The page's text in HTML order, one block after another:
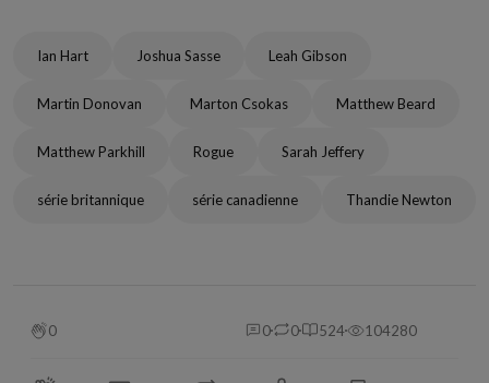
Ian Hart Joshua Sasse Leah Gibson
Martin Donovan Marton Csokas Matthew Beard
Matthew Parkhill Rogue Sarah Jeffery
série britannique série canadienne Thandie Newton
0 0 0 524 104280